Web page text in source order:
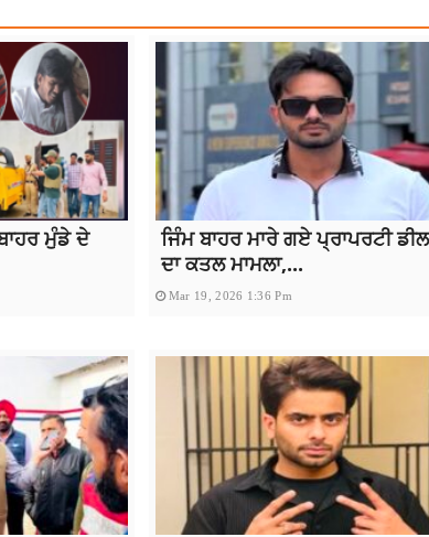
ਮੁੰਡੇ ਦੇ
ਜਿੰਮ ਬਾਹਰ ਮਾਰੇ ਗਏ ਪ੍ਰਾਪਰਟੀ
ਦਾ ਕਤਲ ਮਾਮਲਾ,...
Mar 19, 2026 1:36 Pm